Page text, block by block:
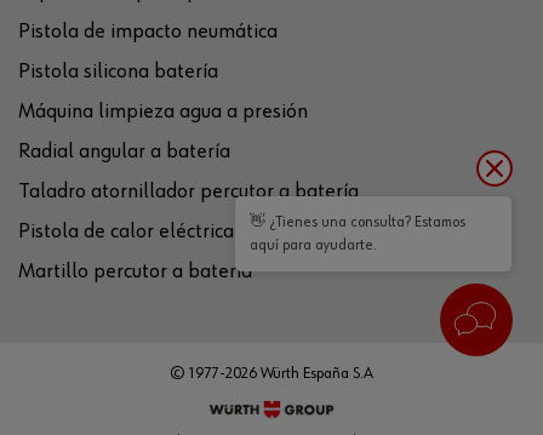
Pistola de impacto neumática
Pistola silicona batería
Máquina limpieza agua a presión
Radial angular a batería
Taladro atornillador percutor a batería
Pistola de calor eléctrica
Martillo percutor a batería
© 1977-2026 Würth España S.A
👋 ¿Tienes una consulta? Estamos
aquí para ayudarte.